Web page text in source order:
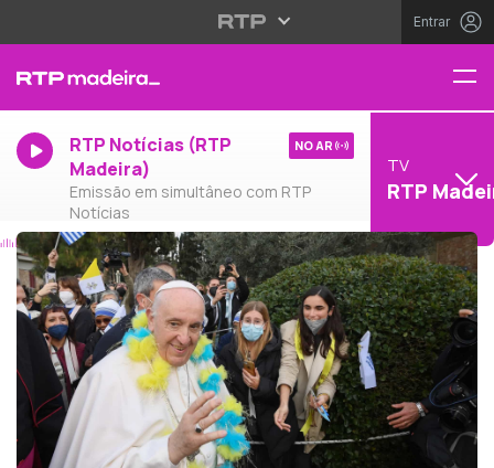
Entrar
RTP Notícias (RTP
Madeira)
Emissão em simultâneo com RTP
Notícias
NO AR
TV
RTP